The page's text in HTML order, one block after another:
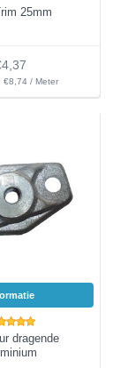
25mm
€8,74 / Meter
dragende